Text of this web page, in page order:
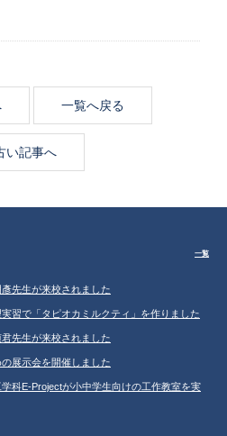
一覧へ戻る
い記事へ
一覧
先生が来校されました
習で「タピオカミルクティ」を作りました
先生が来校されました
展示会を開催しました
科E-Projectが小中学生向けの工作教室を実